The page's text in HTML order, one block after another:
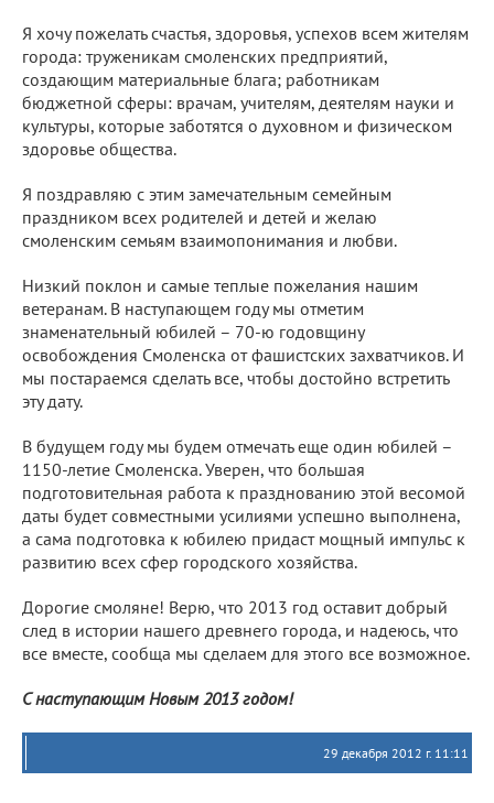
Я хочу пожелать счастья, здоровья, успехов всем жителям
города: труженикам смоленских предприятий,
создающим материальные блага; работникам
бюджетной сферы: врачам, учителям, деятелям науки и
культуры, которые заботятся о духовном и физическом
здоровье общества.
Я поздравляю с этим замечательным семейным
праздником всех родителей и детей и желаю
смоленским семьям взаимопонимания и любви.
Низкий поклон и самые теплые пожелания нашим
ветеранам. В наступающем году мы отметим
знаменательный юбилей – 70-ю годовщину
освобождения Смоленска от фашистских захватчиков. И
мы постараемся сделать все, чтобы достойно встретить
эту дату.
В будущем году мы будем отмечать еще один юбилей –
1150-летие Смоленска. Уверен, что большая
подготовительная работа к празднованию этой весомой
даты будет совместными усилиями успешно выполнена,
а сама подготовка к юбилею придаст мощный импульс к
развитию всех сфер городского хозяйства.
Дорогие смоляне! Верю, что 2013 год оставит добрый
след в истории нашего древнего города, и надеюсь, что
все вместе, сообща мы сделаем для этого все возможное.
С наступающим Новым 2013 годом!
29 декабря 2012 г. 11:11